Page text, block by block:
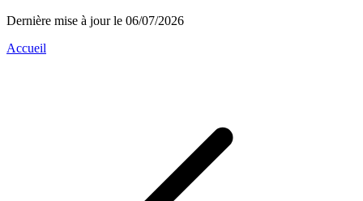
Dernière mise à jour le 06/07/2026
Accueil